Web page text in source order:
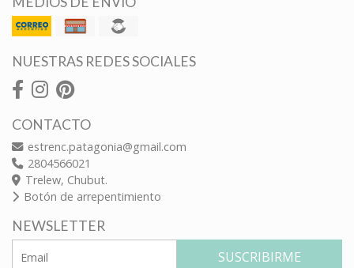
NUESTRAS REDES SOCIALES
CONTACTO
estrenc.patagonia@gmail.com
2804566021
Trelew, Chubut.
Botón de arrepentimiento
NEWSLETTER
SUSCRIBIRME